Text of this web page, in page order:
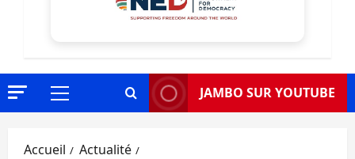
Menu
JAMBO SUR YOUTUBE
Accueil
Actualité